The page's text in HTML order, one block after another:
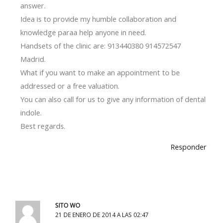
answer.
Idea is to provide my humble collaboration and
knowledge paraa help anyone in need.
Handsets of the clinic are: 913440380 914572547
Madrid.
What if you want to make an appointment to be
addressed or a free valuation.
You can also call for us to give any information of dental
indole.
Best regards.
Responder
SITO WO
21 DE ENERO DE 2014 A LAS 02:47